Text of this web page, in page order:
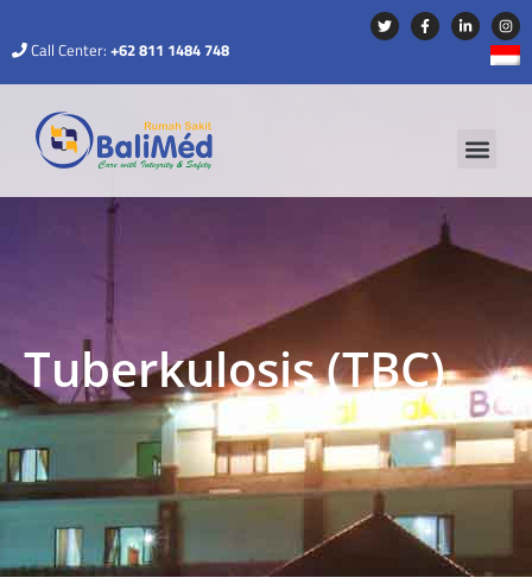
Call Center: +62 811 1484 748
Tuberkulosis (TBC)